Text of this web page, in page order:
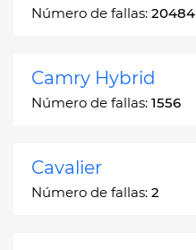
Número de fallas: 20484
Camry Hybrid
Número de fallas: 1556
Cavalier
Número de fallas: 2